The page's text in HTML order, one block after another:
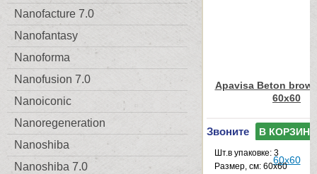
Nanofacture 7.0
Nanofantasy
Nanoforma
Nanofusion 7.0
Nanoiconic
Nanoregeneration
Nanoshiba
Nanoshiba 7.0
Apavisa Beton
60x60
Звоните В КОРЗИНУ
Шт.в упаковке: 3
Размер, см: 60x60